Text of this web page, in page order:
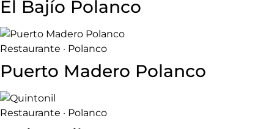
El Bajío Polanco
Restaurante · Polanco
Puerto Madero Polanco
Restaurante · Polanco